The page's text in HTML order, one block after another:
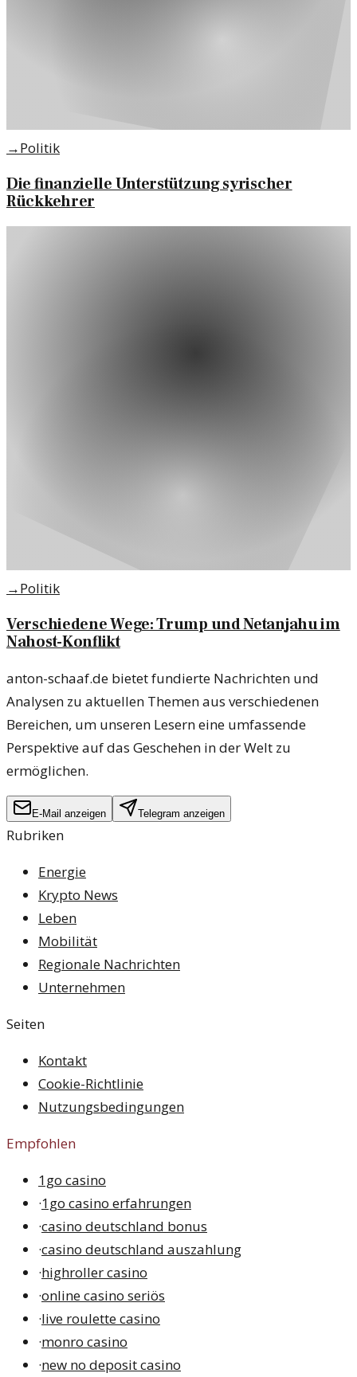
→Politik
Die finanzielle Unterstützung syrischer
Rückkehrer
→Politik
Verschiedene Wege: Trump und Netanjahu im
Nahost-Konflikt
anton-schaaf.de bietet fundierte Nachrichten und
Analysen zu aktuellen Themen aus verschiedenen
Bereichen, um unseren Lesern eine umfassende
Perspektive auf das Geschehen in der Welt zu
ermöglichen.
E-Mail anzeigen Telegram anzeigen
Rubriken
Energie
Krypto News
Leben
Mobilität
Regionale Nachrichten
Unternehmen
Seiten
Kontakt
Cookie-Richtlinie
Nutzungsbedingungen
Empfohlen
1go casino
·1go casino erfahrungen
·casino deutschland bonus
·casino deutschland auszahlung
·highroller casino
·online casino seriös
·live roulette casino
·monro casino
·new no deposit casino